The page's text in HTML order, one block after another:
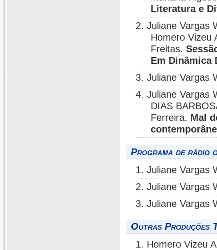
Literatura e
2. Juliane Vargas
Homero Vizeu
Freitas.
Em Dinâmica
3. Juliane Vargas
4. Juliane Vargas
DIAS
Ferreira. Mal
Programa de rádio
1. Juliane Vargas
2. Juliane Vargas
3. Juliane Vargas
Outras Produções
1. Homero Vizeu